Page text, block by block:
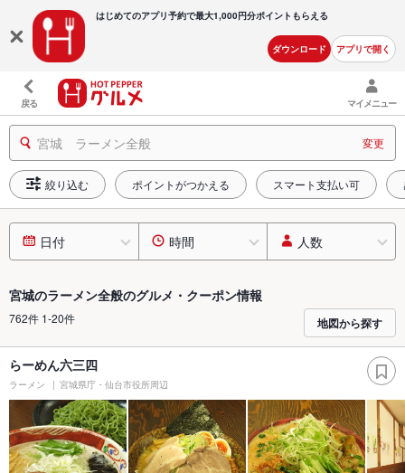
はじめてのアプリ予約で最大1,000円分ポイントもらえる
ダウンロード アプリで開く
戻る マイメニュー
宮城 ラーメン全般 変更
絞り込む ポイントがつかえる スマート支払い可
日付 時間 人数
宮城のラーメン全般のグルメ・クーポン情報
762件 1-20件 地図から探す
らーめん六三四
ラーメン 宮城県庁・仙台市役所周辺